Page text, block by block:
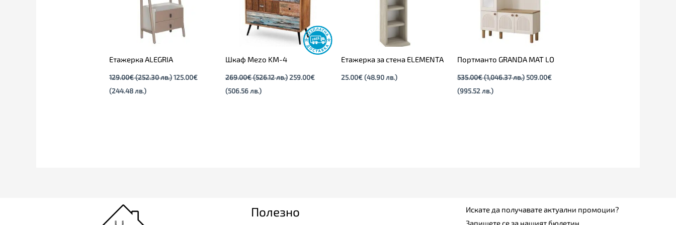
Етажерка ALEGRIA
129.00€(252.30 лв.)125.00€
(244.48 лв.)
Шкаф Mezo KM-4
269.00€(526.12 лв.) 259.00€
(506.56 лв.)
Етажерка за стена ELEMENTA
25.00€(48.90 лв.)
Портманто GRANDA МАТ LO
535.00€(1,046.37 лв.) 509.00€
(995.52 лв.)
Полезно
Искате да получавате актуални промоции?
Запишете се за нашият бюлетин